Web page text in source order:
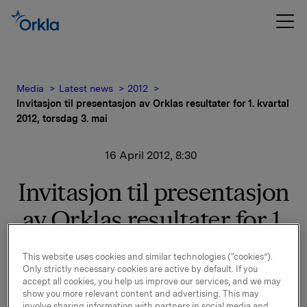
Media Latest news
2012
Invitasjon til presentasjon av Orklas resultater for 1. kvartal
2012, torsdag 3. mai
16 April 2012, 8:30
Invitasjon til presentasjon
av Orklas resultater for 1.
kvartal 2012, torsdag 3.
mai
This website uses cookies and similar technologies (“cookies”).
Only strictly necessary cookies are active by default. If you
accept all cookies, you help us improve our services, and we may
show you more relevant content and advertising. This may